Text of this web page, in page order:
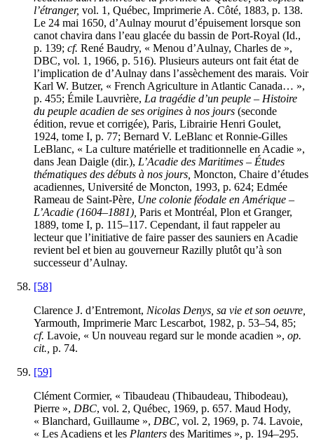
l’étranger, vol. 1, Québec, Imprimerie A. Côté, 1883, p. 138.
Le 24 mai 1650, d’Aulnay mourut d’épuisement lorsque son
canot chavira dans l’eau glacée du bassin de Port-Royal (Id.,
p. 139; cf. René Baudry, « Menou d’Aulnay, Charles de »,
DBC, vol. 1, 1966, p. 516). Plusieurs auteurs ont fait état de
l’implication de d’Aulnay dans l’assèchement des marais. Voir
Karl W. Butzer, « French Agriculture in Atlantic Canada… »,
p. 455; Émile Lauvrière, La tragédie d’un peuple – Histoire
du peuple acadien de ses origines à nos jours (seconde
édition, revue et corrigée), Paris, Librairie Henri Goulet,
1924, tome I, p. 77; Bernard V. LeBlanc et Ronnie-Gilles
LeBlanc, « La culture matérielle et traditionnelle en Acadie »,
dans Jean Daigle (dir.), L’Acadie des Maritimes – Études
thématiques des débuts à nos jours, Moncton, Chaire d’études
acadiennes, Université de Moncton, 1993, p. 624; Edmée
Rameau de Saint-Père, Une colonie féodale en Amérique –
L’Acadie (1604–1881), Paris et Montréal, Plon et Granger,
1889, tome I, p. 115–117. Cependant, il faut rappeler au
lecteur que l’initiative de faire passer des sauniers en Acadie
revient bel et bien au gouverneur Razilly plutôt qu’à son
successeur d’Aulnay.
[58]
Clarence J. d’Entremont, Nicolas Denys, sa vie et son oeuvre,
Yarmouth, Imprimerie Marc Lescarbot, 1982, p. 53–54, 85;
cf. Lavoie, « Un nouveau regard sur le monde acadien », op.
cit., p. 74.
[59]
Clément Cormier, « Tibaudeau (Thibaudeau, Thibodeau),
Pierre », DBC, vol. 2, Québec, 1969, p. 657. Maud Hody,
« Blanchard, Guillaume », DBC, vol. 2, 1969, p. 74. Lavoie,
« Les Acadiens et les Planters des Maritimes », p. 194–295.